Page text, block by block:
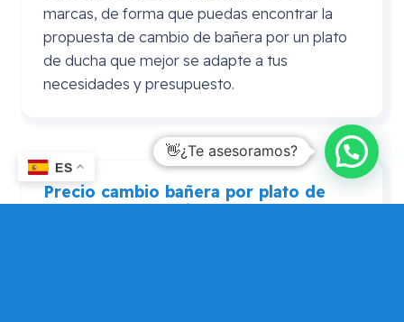
marcas, de forma que puedas encontrar la
propuesta de cambio de bañera por un plato
de ducha que mejor se adapte a tus
necesidades y presupuesto.
Precio cambio bañera por plato de
duchaLeroy Merlin
ES
👋¿Te asesoramos?